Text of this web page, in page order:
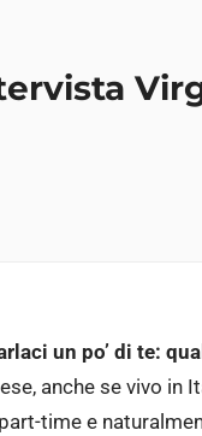
un po’ di te:
anche se vivo in
time e